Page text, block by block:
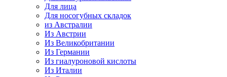
Для лица
Для носогубных складок
из Австралии
Из Австрии
Из Великобритании
Из Германии
Из гиалуроновой кислоты
Из Италии